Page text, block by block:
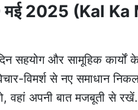
मई 2025 (Kal
सहयोग और सामूहिक कार्यों
विमर्श से नए समाधान
अपनी बात मजबूती से रखें.